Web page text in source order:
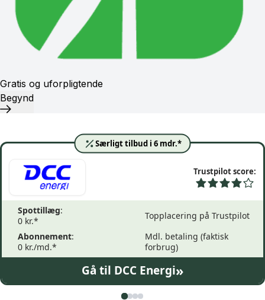
Gratis og uforpligtende
Begynd
Særligt tilbud i 6 mdr.*
Trustpilot score:
Spottillæg:
0 kr.*
Topplacering på Trustpilot
Abonnement:
0 kr./md.*
Mdl. betaling (faktisk
forbrug)
Gå til DCC Energi»